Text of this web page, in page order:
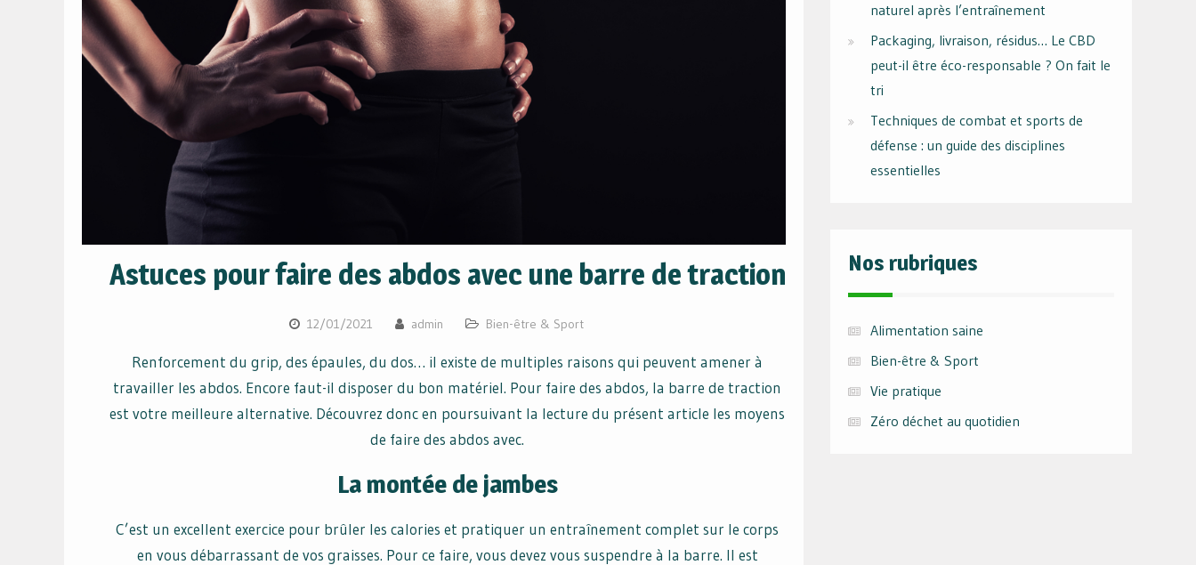
Astuces pour faire des abdos avec une barre de traction
12/01/2021 admin Bien-être & Sport
Renforcement du grip, des épaules, du dos… il existe de multiples raisons qui peuvent amener à
travailler les abdos. Encore faut-il disposer du bon matériel. Pour faire des abdos, la barre de traction
est votre meilleure alternative. Découvrez donc en poursuivant la lecture du présent article les moyens
de faire des abdos avec.
La montée de jambes
C’est un excellent exercice pour brûler les calories et pratiquer un entraînement complet sur le corps
en vous débarrassant de vos graisses. Pour ce faire, vous devez vous suspendre à la barre. Il est
naturel après l’entraînement
Packaging, livraison, résidus… Le CBD
peut-il être éco-responsable ? On fait le
tri
Techniques de combat et sports de
défense : un guide des disciplines
essentielles
Nos rubriques
Alimentation saine
Bien-être & Sport
Vie pratique
Zéro déchet au quotidien